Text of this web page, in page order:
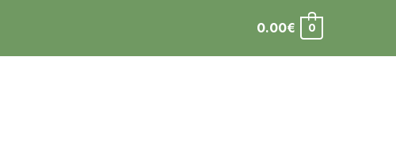
0.00€ 0